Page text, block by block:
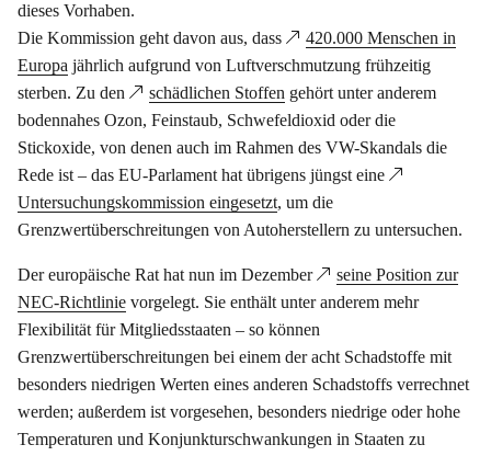
dieses Vorhaben.
Die Kommission geht davon aus, dass
420.000 Menschen in
Europa jährlich aufgrund von Luftverschmutzung frühzeitig
sterben. Zu den
schädlichen Stoffen gehört unter anderem
bodennahes Ozon, Feinstaub, Schwefeldioxid oder die
Stickoxide, von denen auch im Rahmen des VW-Skandals die
Rede ist – das EU-Parlament hat übrigens jüngst eine
Untersuchungskommission eingesetzt, um die
Grenzwertüberschreitungen von Autoherstellern zu untersuchen.
Der europäische Rat hat nun im Dezember
seine Position zur
NEC-Richtlinie vorgelegt. Sie enthält unter anderem mehr
Flexibilität für Mitgliedsstaaten – so können
Grenzwertüberschreitungen bei einem der acht Schadstoffe mit
besonders niedrigen Werten eines anderen Schadstoffs verrechnet
werden; außerdem ist vorgesehen, besonders niedrige oder hohe
Temperaturen und Konjunkturschwankungen in Staaten zu